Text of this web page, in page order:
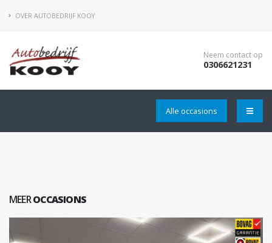
OVER AUTOBEDRIJF KOOY
Neem contact op
0306621231
Alle occasions
MEEROCCASIONS